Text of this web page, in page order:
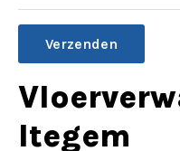
Alternative:
Itegem